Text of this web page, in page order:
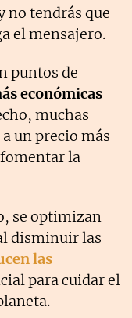
no tendrás que
el mensajero.
puntos de
económicas
muchas
un precio más
la
se optimizan
disminuir las
las
para cuidar el